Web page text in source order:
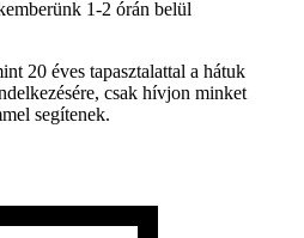
1-2 órán belül
20 éves tapasztalattal a hátuk
csak hívjon minket
segítenek.